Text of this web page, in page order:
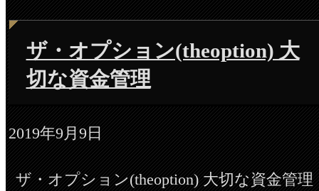
ザ・オプション(theoption) 大
切な資金管理
2019年9月9日
ザ・オプション(theoption) 大切な資金管理